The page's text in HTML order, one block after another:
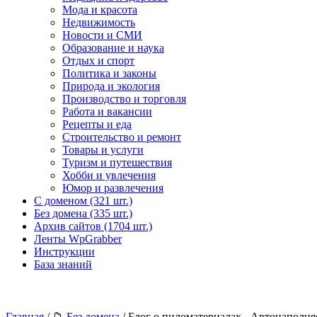
Мода и красота
Недвижимость
Новости и СМИ
Образование и наука
Отдых и спорт
Политика и законы
Природа и экология
Производство и торговля
Работа и вакансии
Рецепты и еда
Строительство и ремонт
Товары и услуги
Туризм и путешествия
Хобби и увлечения
Юмор и развлечения
С доменом (321 шт.)
Без домена (335 шт.)
Архив сайтов (1704 шт.)
Ленты WpGrabber
Инструкции
База знаний